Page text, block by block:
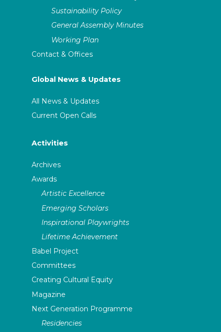
Sustainability Policy
General Assembly Minutes
Working Plan
Contact & Offices
Global News & Updates
All News & Updates
Current Open Calls
Activities
Archives
Awards
Artistic Excellence
Emerging Scholars
Inspirational Playwrights
Lifetime Achievement
Babel Project
Committees
Creating Cultural Equity
Magazine
Next Generation Programme
Residencies